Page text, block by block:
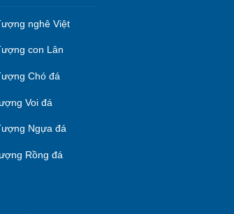
nghê Việt
con Lân
Chó đá
Voi đá
Ngựa đá
Rồng đá